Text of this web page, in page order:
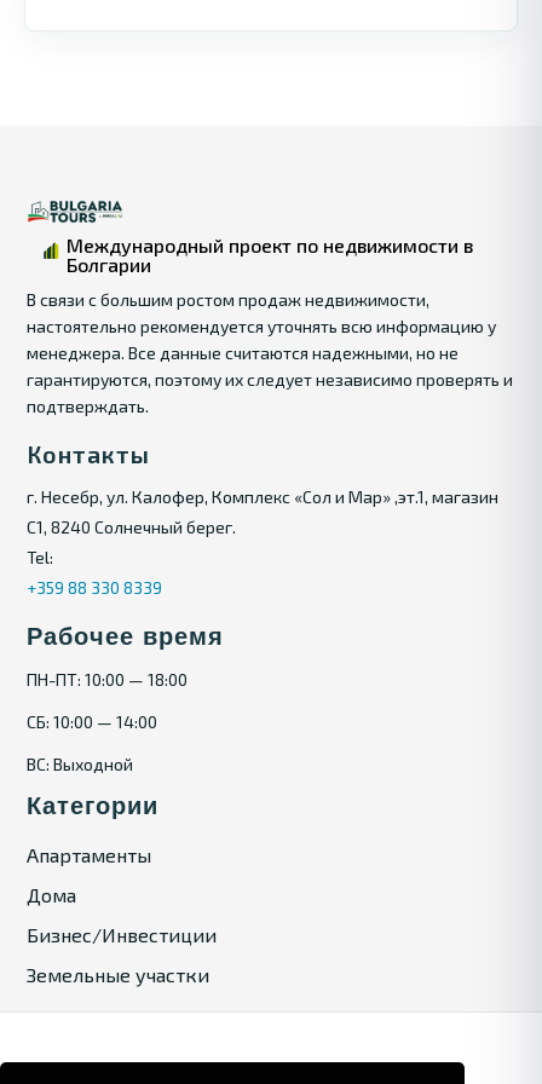
Международный проект по недвижимости в
Болгарии
В связи с большим ростом продаж недвижимости,
настоятельно рекомендуется уточнять всю информацию у
менеджера. Все данные считаются надежными, но не
гарантируются, поэтому их следует независимо проверять и
подтверждать.
Контакты
г. Несебр, ул. Калофер, Комплекс «Сол и Мар» ,эт.1, магазин
С1, 8240 Солнечный берег.
Tel:
+359 88 330 8339
Рабочее время
ПН-ПТ: 10:00 — 18:00
СБ: 10:00 — 14:00
ВС: Выходной
Категории
Апартаменты
Дома
Бизнес/Инвестиции
Земельные участки